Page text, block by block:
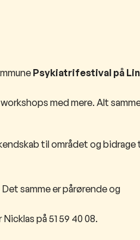
Psykiatrifestival på
med mere. Alt
til området og bidrage
samme er pårørende og
på 51 59 40 08.